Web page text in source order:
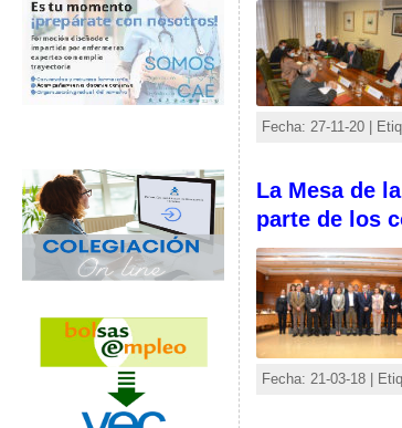
Fecha: 27-11-20 |
La Mesa de
parte de los
Fecha: 21-03-18 |